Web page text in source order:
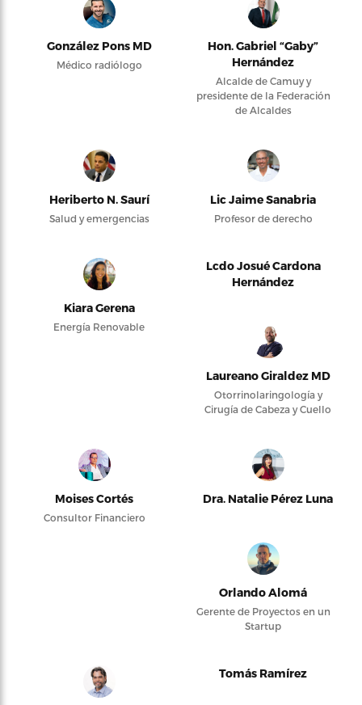
González Pons MD
Médico radiólogo
Hon. Gabriel “Gaby”
Hernández
Alcalde de Camuy y
presidente de la Federación
de Alcaldes
Heriberto N. Saurí
Salud y emergencias
Lic Jaime Sanabria
Profesor de derecho
Kiara Gerena
Energía Renovable
Lcdo Josué Cardona
Hernández
Laureano Giraldez MD
Otorrinolaringología y
Cirugía de Cabeza y Cuello
Moises Cortés
Consultor Financiero
Dra. Natalie Pérez Luna
Orlando Alomá
Gerente de Proyectos en un
Startup
Tomás Ramírez